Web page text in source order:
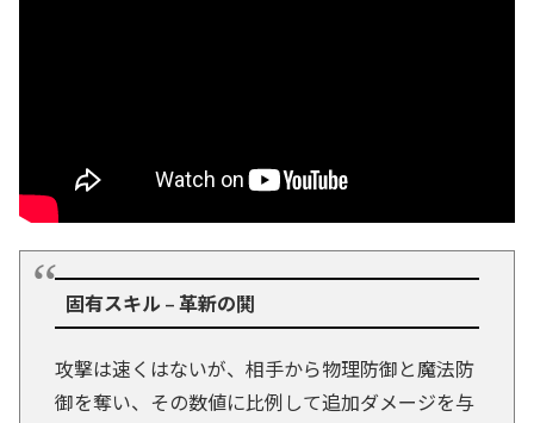
固有スキル – 革新の鬨
攻撃は速くはないが、相手から物理防御と魔法防
御を奪い、その数値に比例して追加ダメージを与